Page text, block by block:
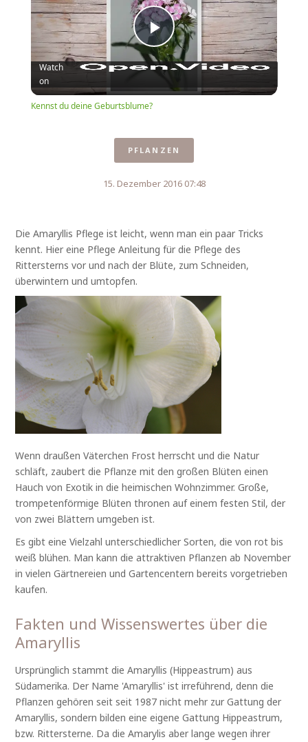
Play
Video
Watch
on
Kennst du deine Geburtsblume?
PFLANZEN
15. Dezember 2016 07:48
Die Amaryllis Pflege ist leicht, wenn man ein paar Tricks
kennt. Hier eine Pflege Anleitung für die Pflege des
Rittersterns vor und nach der Blüte, zum Schneiden,
überwintern und umtopfen.
Wenn draußen Väterchen Frost herrscht und die Natur
schläft, zaubert die Pflanze mit den großen Blüten einen
Hauch von Exotik in die heimischen Wohnzimmer. Große,
trompetenförmige Blüten thronen auf einem festen Stil, der
von zwei Blättern umgeben ist.
Es gibt eine Vielzahl unterschiedlicher Sorten, die von rot bis
weiß blühen. Man kann die attraktiven Pflanzen ab November
in vielen Gärtnereien und Gartencentern bereits vorgetrieben
kaufen.
Fakten und Wissenswertes über die
Amaryllis
Ursprünglich stammt die Amaryllis (Hippeastrum) aus
Südamerika. Der Name 'Amaryllis' ist irreführend, denn die
Pflanzen gehören seit seit 1987 nicht mehr zur Gattung der
Amaryllis, sondern bilden eine eigene Gattung Hippeastrum,
bzw. Rittersterne. Da die Amarylis aber lange wegen ihrer